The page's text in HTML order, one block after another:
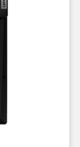
(Always On),
Power